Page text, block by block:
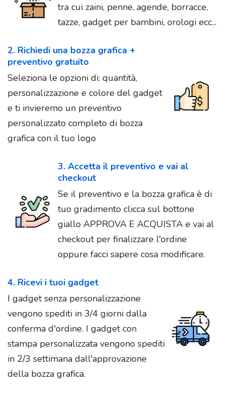
tra cui zaini, penne, agende, borracce,
tazze, gadget per bambini, orologi ecc...
2. Richiedi una bozza grafica +
preventivo gratuito
Seleziona le opzioni di: quantità,
personalizzazione e colore del gadget
e ti invieremo un preventivo
personalizzato completo di bozza
grafica con il tuo logo
3. Accetta il preventivo e vai al
checkout
Se il preventivo e la bozza grafica è di
tuo gradimento clicca sul bottone
giallo APPROVA E ACQUISTA e vai al
checkout per finalizzare l'ordine
oppure facci sapere cosa modificare.
4. Ricevi i tuoi gadget
I gadget senza personalizzazione
vengono spediti in 3/4 giorni dalla
conferma d'ordine. I gadget con
stampa personalizzata vengono spediti
in 2/3 settimana dall'approvazione
della bozza grafica.